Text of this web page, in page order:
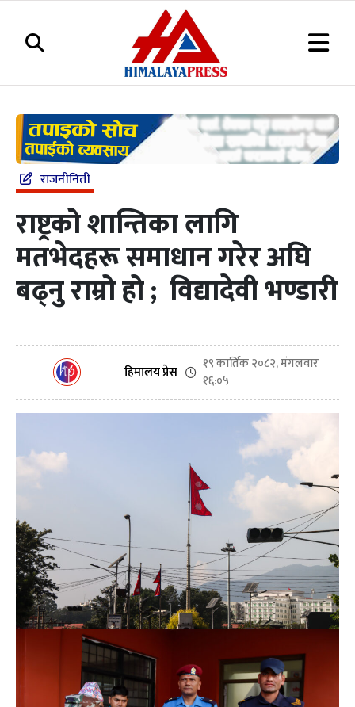
राजनीनिती
राष्ट्रको शान्तिका लागि
मतभेदहरू समाधान गरेर अघि
बढ्नु राम्रो हो ; विद्यादेवी भण्डारी
हिमालय प्रेस
१९ कार्तिक २०८२, मंगलवार
१६:०५